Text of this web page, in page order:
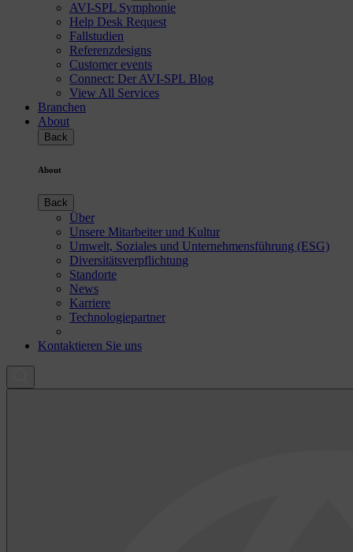
AVI-SPL Symphonie
Help Desk Request
Fallstudien
Referenzdesigns
Customer events
Connect: Der AVI-SPL Blog
View All Services
Branchen
About
Back
About
Back
Über
Unsere Mitarbeiter und Kultur
Umwelt, Soziales und Unternehmensführung (ESG)
Diversitätsverpflichtung
Standorte
News
Karriere
Technologiepartner
Kontaktieren Sie uns